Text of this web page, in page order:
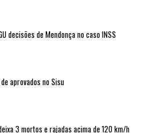
decisões de Mendonça no caso INSS
aprovados no Sisu
3 mortos e rajadas acima de 120 km/h